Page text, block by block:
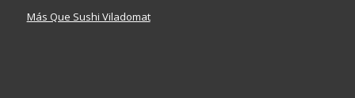
Más Que Sushi Viladomat